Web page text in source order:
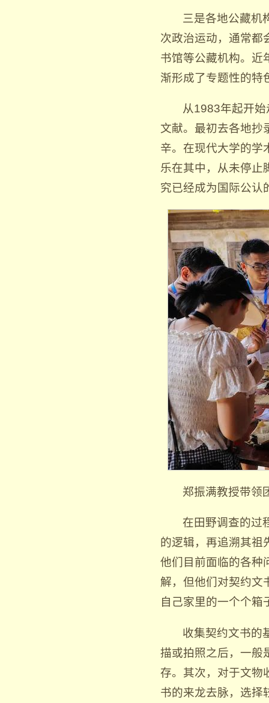
三是各地公藏机
次政治运动，通常都
书馆等公藏机构。近
渐形成了专题性的特
从1983年起开
文献。最初去各地抄
辛。在现代大学的学
乐在其中，从未停止
究已经成为国际公认
郑振满教授带领
在田野调查的过
的逻辑，再追溯其祖
他们目前面临的各种
解，但他们对契约文
自己家里的一个个箱
收集契约文书的
描或拍照之后，一般
存。其次，对于文物
书的来龙去脉，选择